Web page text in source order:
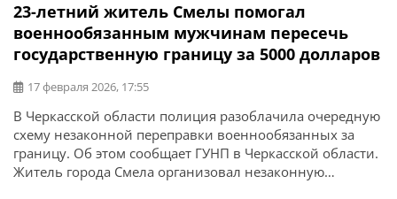
23-летний житель Смелы помогал
военнообязанным мужчинам пересечь
государственную границу за 5000 долларов
17 февраля 2026, 17:55
В Черкасской области полиция разоблачила очередную
схему незаконной переправки военнообязанных за
границу. Об этом сообщает ГУНП в Черкасской области.
Житель города Смела организовал незаконную